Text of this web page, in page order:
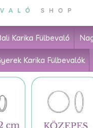
Karika Fülbevaló
Karika Fülbevalók